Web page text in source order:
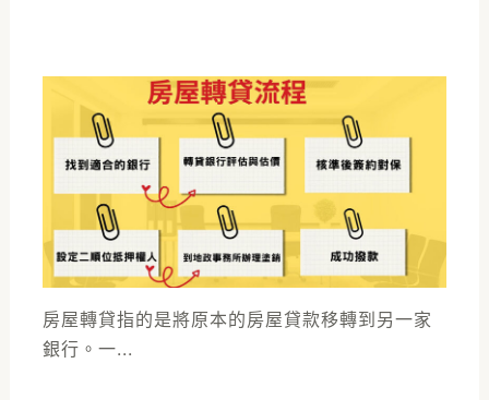
房屋轉貸指的是將原本的房屋貸款移轉到另一家
銀行。一...